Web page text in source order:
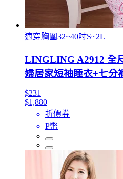
適穿胸圍32~40吋S~2L
LINGLING A2912 全
婦居家短袖睡衣+七分
$231
$1,880
折價券
P幣